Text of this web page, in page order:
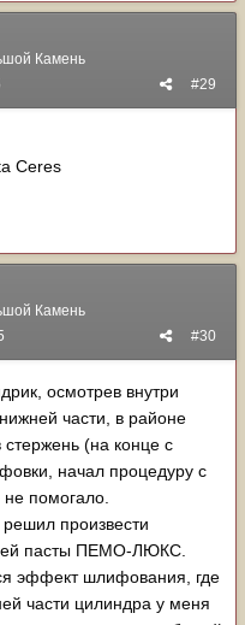
Камень
#29
Ceres
Камень
#30
осмотрев внутри
части, в районе
(на конце с
начал процедуру с
помогало.
произвести
пасты ПЕМО-ЛЮКС.
эффект шлифования, где
части цилиндра у меня